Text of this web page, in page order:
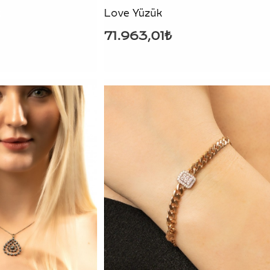
Love Yüzük
71.963,01₺